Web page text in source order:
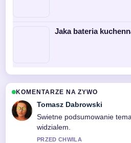
Jaka bateria
KOMENTARZE NA ZYWO
Tomasz Dabrowski
Swietne podsumowanie
widzialem.
PRZED CHWILA